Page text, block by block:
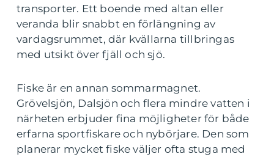
transporter. Ett boende med altan eller
veranda blir snabbt en förlängning av
vardagsrummet, där kvällarna tillbringas
med utsikt över fjäll och sjö.
Fiske är en annan sommarmagnet.
Grövelsjön, Dalsjön och flera mindre vatten i
närheten erbjuder fina möjligheter för både
erfarna sportfiskare och nybörjare. Den som
planerar mycket fiske väljer ofta stuga med